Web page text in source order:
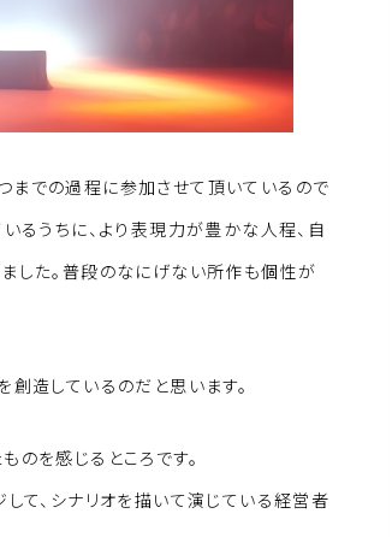
までの過程に参加させて頂いているので
るうちに、より表現力が豊かな人程、自
した。普段のなにげない所作も個性が
創造しているのだと思います。
のを感じるところです。
て、シナリオを描いて演じている経営者